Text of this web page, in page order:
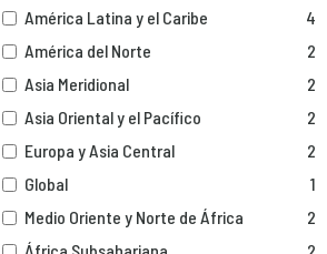
América Latina y el Caribe
4
América del Norte
2
Asia Meridional
2
Asia Oriental y el Pacífico
2
Europa y Asia Central
2
Global
1
Medio Oriente y Norte de África
2
África Subsahariana
2